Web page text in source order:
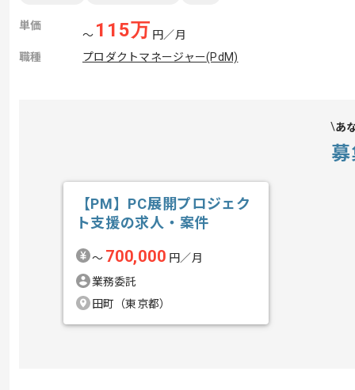
単価
〜 115万 円／月
職種
プロダクトマネージャー(PdM)
あ
【PM】PC展開プロジェク
ト支援の求人・案件
〜 700,000 円／月
業務委託
田町（東京都）